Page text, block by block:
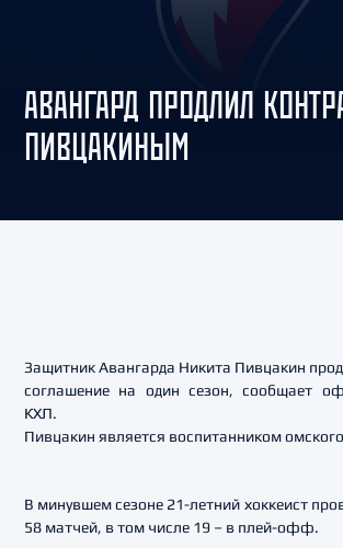
АВАНГАРД ПРОДЛИЛ
ПИВЦАКИНЫМ
Защитник Авангарда Никита Пивцакин
соглашение на один сезон, сообщает
КХЛ.
Пивцакин является воспитанником
В минувшем сезоне 21-летний хоккеист
58 матчей, в том числе 19 – в плей-офф.